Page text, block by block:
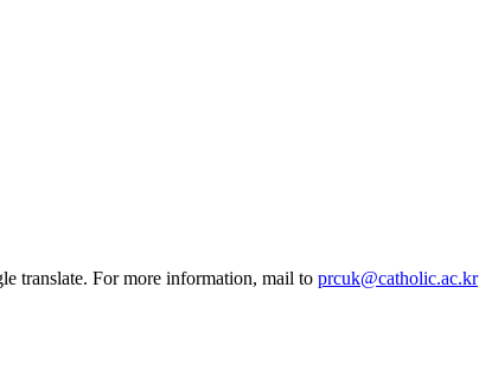
translate. For more information, mail to prcuk@catholic.ac.kr